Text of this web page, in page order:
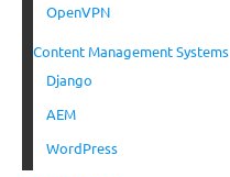
OpenVPN
Content Management Systems
Django
AEM
WordPress